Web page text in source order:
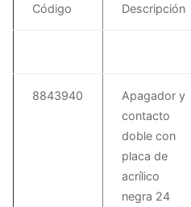
Código Descripción
8843940
Apagador y
contacto
doble con
placa de
acrílico
negra 24